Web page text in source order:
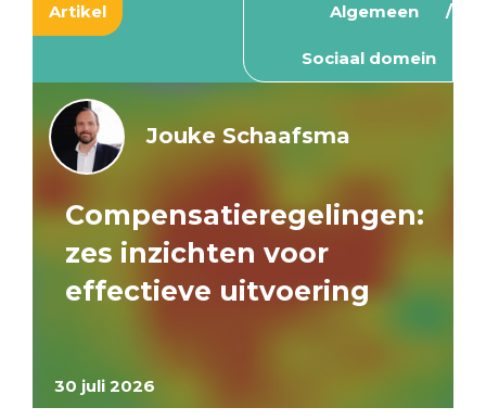
Artikel Algemeen
Sociaal domein
30 juli 2026
Jouke Schaafsma
Compensatieregelingen:
zes inzichten voor
effectieve uitvoering